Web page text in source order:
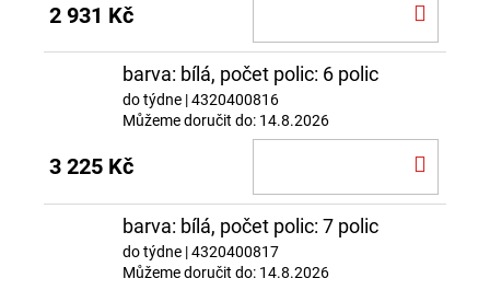
2 931 Kč
barva: bílá, počet polic: 6 polic
do týdne | 4320400816
Můžeme doručit do: 14.8.2026
3 225 Kč
barva: bílá, počet polic: 7 polic
do týdne | 4320400817
Můžeme doručit do: 14.8.2026